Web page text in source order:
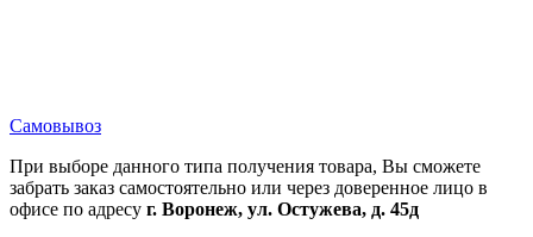
Самовывоз
При выборе данного типа получения товара, Вы сможете
забрать заказ самостоятельно или через доверенное лицо в
офисе по адресу г. Воронеж, ул. Остужева, д. 45д